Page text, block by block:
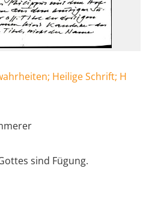
Heilige Schrift; H
sind Fügung.